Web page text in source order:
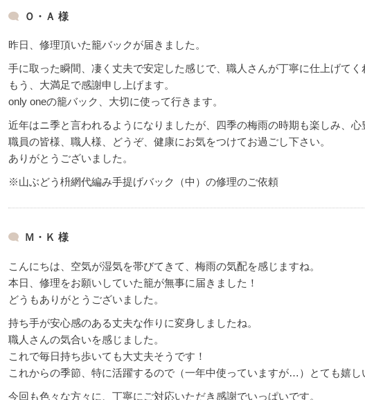
Ｏ・Ａ 様
昨日、修理頂いた籠バックが届きました。
手に取った瞬間、凄く丈夫で安定した感じで、職人さんが丁寧に仕上げて
もう、大満足で感謝申し上げます。
only oneの籠バック、大切に使って行きます。
近年はニ季と言われるようになりましたが、四季の梅雨の時期も楽しみ、
職員の皆様、職人様、どうぞ、健康にお気をつけてお過ごし下さい。
ありがとうございました。
※山ぶどう枡網代編み手提げバック（中）の修理のご依頼
Ｍ・Ｋ 様
こんにちは、空気が湿気を帯びてきて、梅雨の気配を感じますね。
本日、修理をお願いしていた籠が無事に届きました！
どうもありがとうございました。
持ち手が安心感のある丈夫な作りに変身しましたね。
職人さんの気合いを感じました。
これで毎日持ち歩いても大丈夫そうです！
これからの季節、特に活躍するので（一年中使っていますが…）とても嬉し
今回も色々な方々に、丁寧にご対応いただき感謝でいっぱいです。